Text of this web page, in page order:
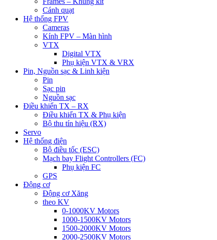
Cánh quạt
Hệ thống FPV
Cameras
Kính FPV – Màn hình
VTX
Digital VTX
Phụ kiện VTX & VRX
Pin, Nguồn sạc & Linh kiện
Pin
Sạc pin
Nguồn sạc
Điều khiển TX – RX
Điều khiển TX & Phụ kiện
Bộ thu tín hiệu (RX)
Servo
Hệ thống điện
Bộ điều tốc (ESC)
Mạch bay Flight Controllers (FC)
Phụ kiện FC
GPS
Động cơ
Động cơ Xăng
theo KV
0-1000KV Motors
1000-1500KV Motors
1500-2000KV Motors
2000-2500KV Motors